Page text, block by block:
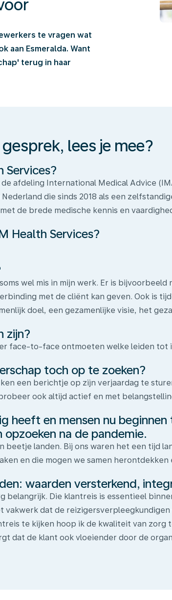
te vragen wat
aan Esmeralda. Want
terug in haar
lees je mee?
Services?
afdeling International Medical Advice
die sinds 2018 als een
de brede medische kennis en
Health Services?
wel mis in mijn werk. Er is
met de cliënt kan geven. Ook is
doel, een gezamenlijke visie, het
zijn?
face-to-face ontmoeten welke leiden tot
toch op te zoeken?
een berichtje op zijn verjaardag te
ook altijd actief en met
heeft en mensen nu
na de pandemie.
beetje landen. Bij ons waren het een tijd
en die mogen we samen herontdekken
waarden versterkend,
belangrijk. Die klantreis is essentieel
dat de
te kijken hoop ik de kwaliteit van
dat de klant ook vloeiender door de